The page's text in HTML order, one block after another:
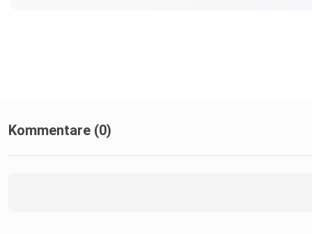
Kommentare (0)